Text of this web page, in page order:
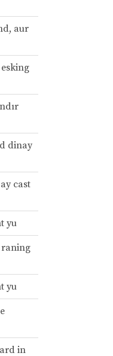
aur
dinay
cast
yu
raning
yu
in